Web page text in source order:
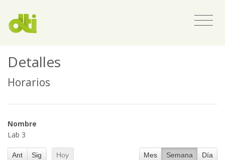
Detalles
Horarios
Nombre
Lab 3
Ant Sig Hoy Mes Semana Día